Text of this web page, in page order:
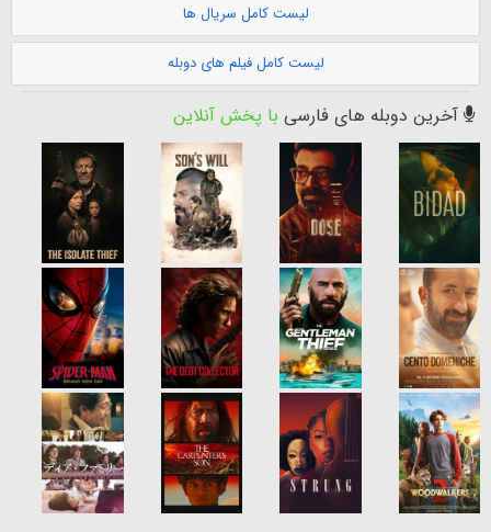
لیست کامل سریال ها
لیست کامل فیلم های دوبله
آخرین دوبله های فارسی با پخش آنلاین